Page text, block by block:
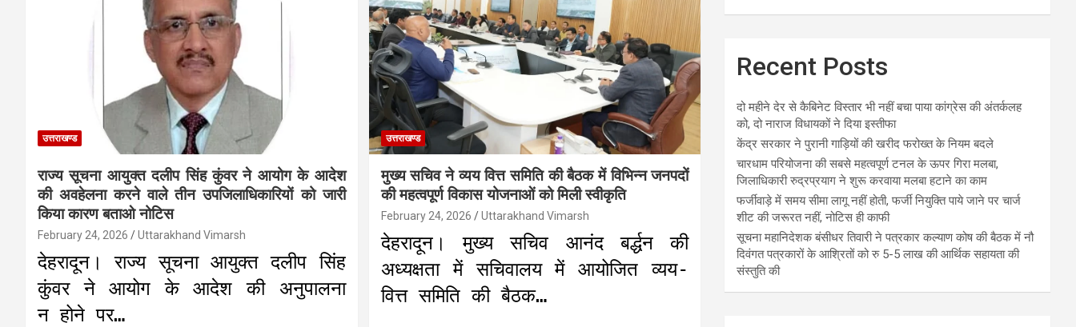
उत्तराखण्ड
राज्य सूचना आयुक्त दलीप सिंह कुंवर ने आयोग के आदेश
की अवहेलना करने वाले तीन उपजिलाधिकारियों को जारी
किया कारण बताओ नोटिस
February 24, 2026 Uttarakhand Vimarsh
देहरादून। राज्य सूचना आयुक्त दलीप सिंह
कुंवर ने आयोग के आदेश की अनुपालना
न होने पर…
उत्तराखण्ड
मुख्य सचिव ने व्यय वित्त समिति की बैठक में विभिन्न जनपदों
की महत्वपूर्ण विकास योजनाओं को मिली स्वीकृति
February 24, 2026 Uttarakhand Vimarsh
देहरादून। मुख्य सचिव आनंद बर्द्धन की
अध्यक्षता में सचिवालय में आयोजित व्यय-
वित्त समिति की बैठक…
Recent Posts
दो महीने देर से कैबिनेट विस्तार भी नहीं बचा पाया कांग्रेस की अंतर्कलह
को, दो नाराज विधायकों ने दिया इस्तीफा
केंद्र सरकार ने पुरानी गाड़ियों की खरीद फरोख्त के नियम बदले
चारधाम परियोजना की सबसे महत्वपूर्ण टनल के ऊपर गिरा मलबा,
जिलाधिकारी रुद्रप्रयाग ने शुरू करवाया मलबा हटाने का काम
फर्जीवाड़े में समय सीमा लागू नहीं होती, फर्जी नियुक्ति पाये जाने पर चार्ज
शीट की जरूरत नहीं, नोटिस ही काफी
सूचना महानिदेशक बंसीधर तिवारी ने पत्रकार कल्याण कोष की बैठक में नौ
दिवंगत पत्रकारों के आश्रितों को रु 5-5 लाख की आर्थिक सहायता की
संस्तुति की